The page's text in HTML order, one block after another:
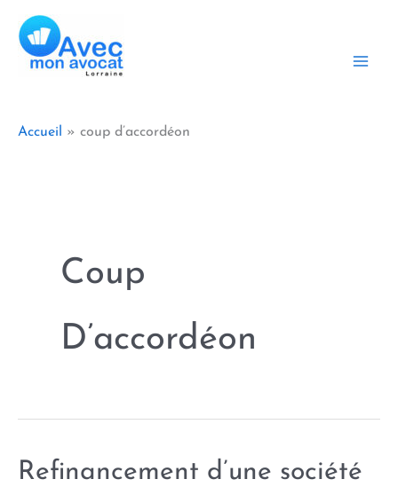
contenu
Accueil coup d’accordéon
Coup
D’accordéon
Refinancement d’une société